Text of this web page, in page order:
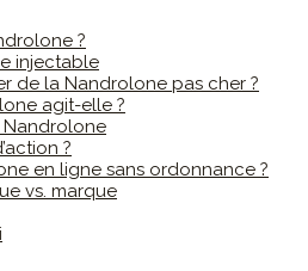
?
injectable
de la Nandrolone pas cher ?
agit-elle ?
Nandrolone
?
en ligne sans ordonnance ?
vs. marque